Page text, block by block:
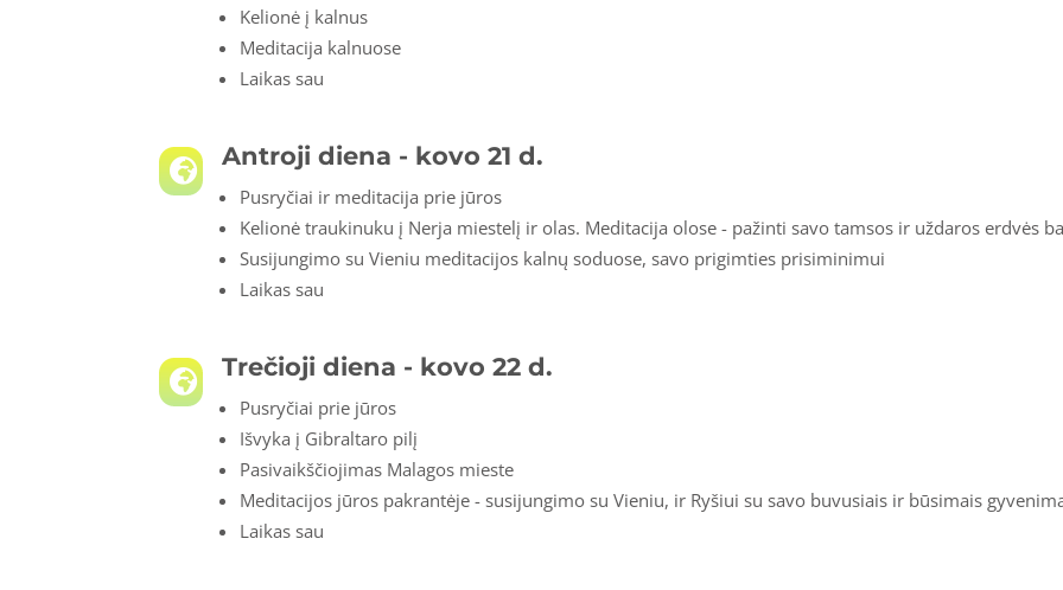
Kelionė į kalnus
Meditacija kalnuose
Laikas sau
 Antroji diena - kovo 21 d.
Pusryčiai ir meditacija prie jūros
Kelionė traukinuku į Nerja miestelį ir olas. Meditacija olose - pažinti savo tamsos ir uždaros erdvės
Susijungimo su Vieniu meditacijos kalnų soduose, savo prigimties prisiminimui
Laikas sau
 Trečioji diena - kovo 22 d.
Pusryčiai prie jūros
Išvyka į Gibraltaro pilį
Pasivaikščiojimas Malagos mieste
Meditacijos jūros pakrantėje - susijungimo su Vieniu, ir Ryšiui su savo buvusiais ir būsimais
Laikas sau